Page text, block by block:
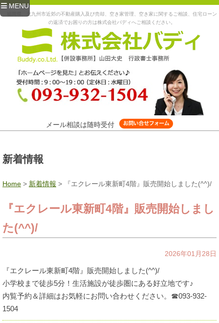
MENU
福岡県、北九州市近郊の不動産購入及び売却、空き家管理、空き家に関するご相談、住宅ローン
の返済でお困りの方は株式会社バディへご相談ください。
メール相談は随時受付
新着情報
Home > 新着情報 > 『エクレール東新町4階』販売開始しました(^^)/
『エクレール東新町4階』販売開始しまし
た(^^)/
2026年01月28日
『エクレール東新町4階』販売開始しました(^^)/
小学校まで徒歩5分！生活施設が徒歩圏にある好立地です♪
内覧予約＆詳細はお気軽にお問い合わせください。☎093-932-
1504